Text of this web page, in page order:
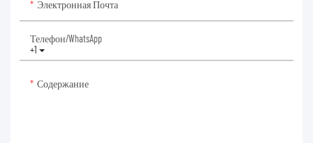
Электронная Почта
+1
Телефон/WhatsApp
Содержание